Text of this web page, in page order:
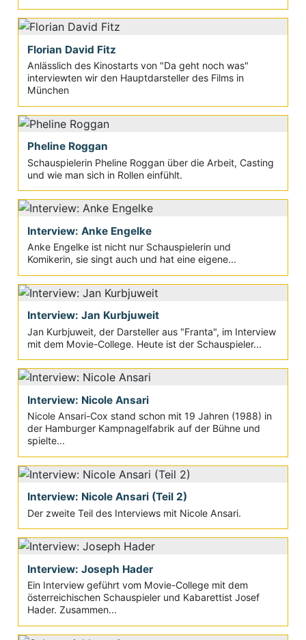
Florian David Fitz
Anlässlich des Kinostarts von "Da geht noch was"
interviewten wir den Hauptdarsteller des Films in
München
Pheline Roggan
Schauspielerin Pheline Roggan über die Arbeit, Casting
und wie man sich in Rollen einfühlt.
Interview: Anke Engelke
Anke Engelke ist nicht nur Schauspielerin und
Komikerin, sie singt auch und hat eine eigene...
Interview: Jan Kurbjuweit
Jan Kurbjuweit, der Darsteller aus "Franta", im Interview
mit dem Movie-College. Heute ist der Schauspieler...
Interview: Nicole Ansari
Nicole Ansari-Cox stand schon mit 19 Jahren (1988) in
der Hamburger Kampnagelfabrik auf der Bühne und
spielte...
Interview: Nicole Ansari (Teil 2)
Der zweite Teil des Interviews mit Nicole Ansari.
Interview: Joseph Hader
Ein Interview geführt vom Movie-College mit dem
österreichischen Schauspieler und Kabarettist Josef
Hader. Zusammen...